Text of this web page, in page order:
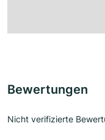
Bewertungen
Nicht verifizierte